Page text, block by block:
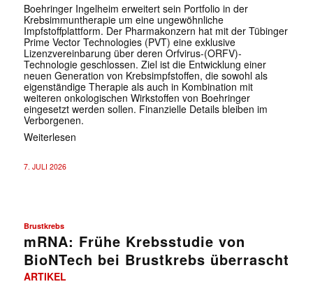
Boehringer Ingelheim erweitert sein Portfolio in der
Krebsimmuntherapie um eine ungewöhnliche
Impfstoffplattform. Der Pharmakonzern hat mit der Tübinger
Prime Vector Technologies (PVT) eine exklusive
Lizenzvereinbarung über deren Orfvirus-(ORFV)-
Technologie geschlossen. Ziel ist die Entwicklung einer
neuen Generation von Krebsimpfstoffen, die sowohl als
eigenständige Therapie als auch in Kombination mit
weiteren onkologischen Wirkstoffen von Boehringer
eingesetzt werden sollen. Finanzielle Details bleiben im
Verborgenen.
Weiterlesen
7. JULI 2026
Brustkrebs
mRNA: Frühe Krebsstudie von
BioNTech bei Brustkrebs überrascht
ARTIKEL